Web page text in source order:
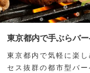
東京都内で手ぶらバ
東京都内で気軽に楽
セス抜群の都市型バ